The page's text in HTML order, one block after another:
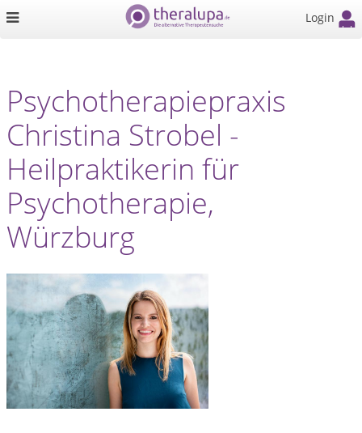
Login
Psychotherapiepraxis
Christina Strobel -
Heilpraktikerin für
Psychotherapie,
Würzburg